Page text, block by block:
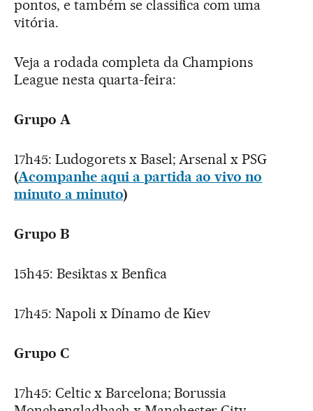
pontos, e também se classifica com uma
vitória.
Veja a rodada completa da Champions
League nesta quarta-feira:
Grupo A
17h45: Ludogorets x Basel; Arsenal x PSG
(Acompanhe aqui a partida ao vivo no
minuto a minuto)
Grupo B
15h45: Besiktas x Benfica
17h45: Napoli x Dínamo de Kiev
Grupo C
17h45: Celtic x Barcelona; Borussia